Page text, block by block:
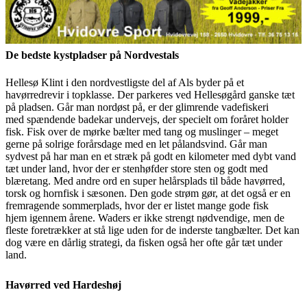
De bedste kystpladser på Nordvestals
Hellesø Klint i den nordvestligste del af Als byder på et
havørredrevir i topklasse. Der parkeres ved Hellesøgård ganske tæt
på pladsen. Går man nordøst på, er der glimrende vadefiskeri
med spændende badekar undervejs, der specielt om foråret holder
fisk. Fisk over de mørke bæltermed tang og muslinger – meget
gerne på solrige forårsdage med en let pålandsvind. Går man
sydvest på har man en et stræk på godt en kilometer med dybt vand
tæt under land, hvor der er stenhøfderstore sten og godt med
blæretang. Med andre ord en super helårsplads til både havørred,
torsk og hornfisk i sæsonen. Den gode strøm gør, at det også er en
fremragende sommerplads, hvor der er listet mange gode fisk
hjem igennem årene. Waders er ikke strengt nødvendige, men de
fleste foretrækker at stå lige uden for de inderste tangbælter. Det kan
dog være en dårlig strategi, da fisken også her ofte går tæt under
land.
Havørred ved Hardeshøj